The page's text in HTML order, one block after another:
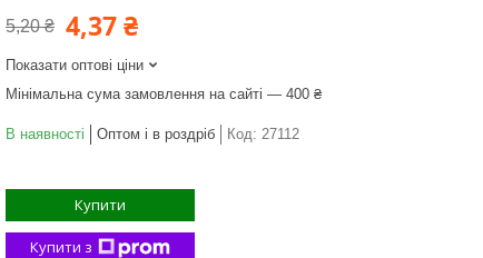
5,20 ₴ 4,37 ₴
Показати оптові ціни
Мінімальна сума замовлення на сайті — 400 ₴
В наявності Оптом і в роздріб Код: 27112
Купити
Купити з